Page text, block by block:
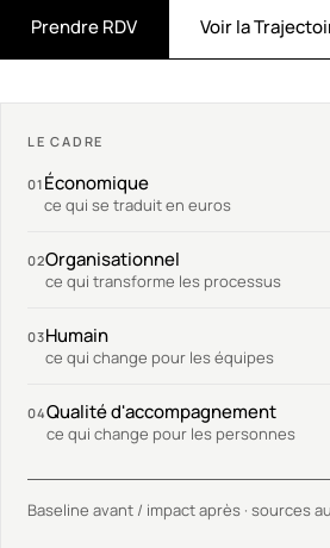
Prendre RDV Voir la
LE CADRE
01 Économique
ce qui se traduit en euros
02Organisationnel
ce qui transforme les processus
03Humain
ce qui change pour les équipes
04Qualité d'accompagnement
ce qui change pour les personnes
Baseline avant / impact après · sources